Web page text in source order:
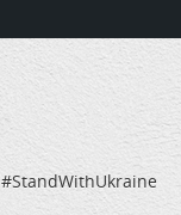
#StandWithUkraine